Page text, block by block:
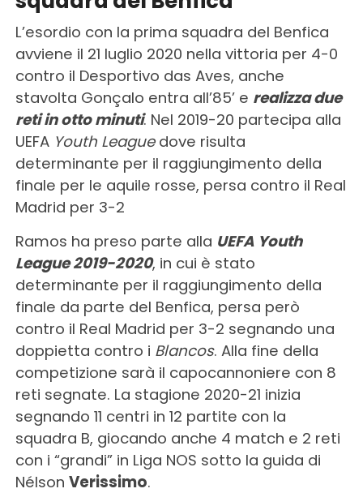
L’esordio con la prima squadra del Benfica
avviene il 21 luglio 2020 nella vittoria per 4-0
contro il Desportivo das Aves, anche
stavolta Gonçalo entra all’85’ e realizza due
reti in otto minuti. Nel 2019-20 partecipa alla
UEFAYouth Leaguedove risulta
determinante per il raggiungimento della
finale per le aquile rosse, persa contro il Real
Madrid per 3-2
Ramos ha preso parte alla UEFA Youth
League 2019-2020, in cui è stato
determinante per il raggiungimento della
finale da parte del Benfica, persa però
contro il Real Madrid per 3-2 segnando una
doppietta contro i Blancos. Alla fine della
competizione sarà il capocannoniere con 8
reti segnate. La stagione 2020-21 inizia
segnando 11 centri in 12 partite con la
squadra B, giocando anche 4 match e 2 reti
con i “grandi” in Liga NOS sotto la guida di
Nélson Verissimo.